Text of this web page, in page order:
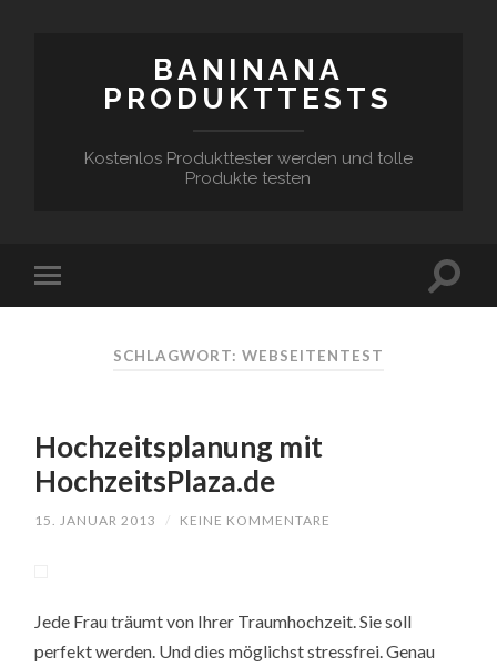
BANINANA
PRODUKTTESTS
Kostenlos Produkttester werden und tolle
Produkte testen
SCHLAGWORT: WEBSEITENTEST
Hochzeitsplanung mit
HochzeitsPlaza.de
15. JANUAR 2013 / KEINE KOMMENTARE
Jede Frau träumt von Ihrer Traumhochzeit. Sie soll
perfekt werden. Und dies möglichst stressfrei. Genau